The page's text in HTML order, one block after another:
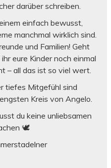
darüber schreiben.
einfach bewusst,
manchmal wirklich sind.
und Familien! Geht
eure Kinder noch einmal
– all das ist so viel wert.
tiefes Mitgefühl sind
Kreis von Angelo.
du keine unliebsamen
🕊